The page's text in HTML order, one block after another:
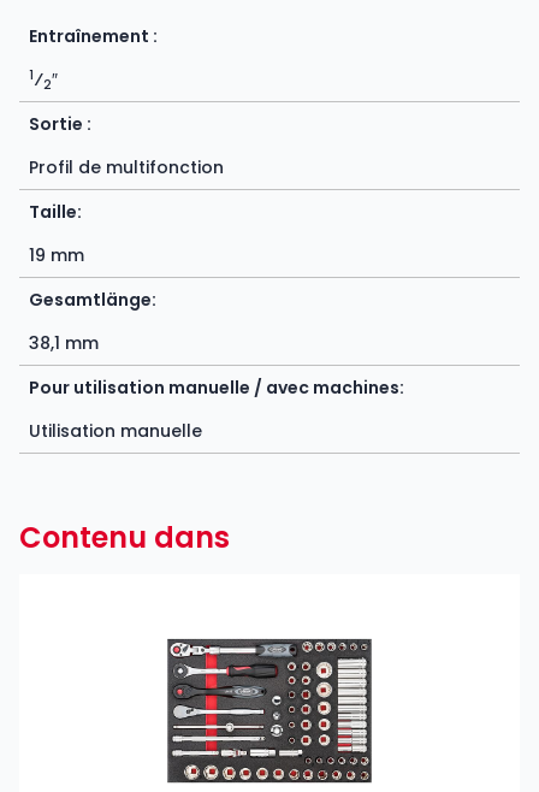
Entraînement :
1⁄2″
Sortie :
Profil de multifonction
Taille:
19 mm
Gesamtlänge:
38,1 mm
Pour utilisation manuelle / avec machines:
Utilisation manuelle
Contenu dans